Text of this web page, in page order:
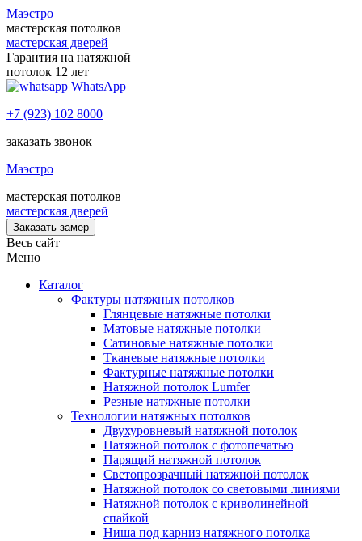
Маэстро
мастерская потолков
мастерская дверей
Гарантия на натяжной
потолок 12 лет
WhatsApp
+7 (923) 102 8000
заказать звонок
Маэстро
мастерская потолков
мастерская дверей
Заказать замер
Весь сайт
Меню
Каталог
Фактуры натяжных потолков
Глянцевые натяжные потолки
Матовые натяжные потолки
Сатиновые натяжные потолки
Тканевые натяжные потолки
Фактурные натяжные потолки
Натяжной потолок Lumfer
Резные натяжные потолки
Технологии натяжных потолков
Двухуровневый натяжной потолок
Натяжной потолок с фотопечатью
Парящий натяжной потолок
Светопрозрачный натяжной потолок
Натяжной потолок со световыми линиями
Натяжной потолок с криволинейной
спайкой
Ниша под карниз натяжного потолка